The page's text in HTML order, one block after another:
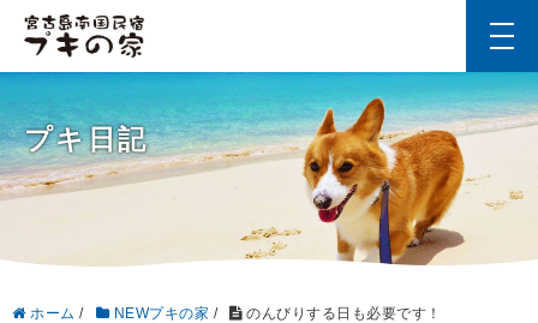
プキ日記
ホーム / NEWプキの家 / のんびりする日も必要です！
t
o
g
g
l
v
a